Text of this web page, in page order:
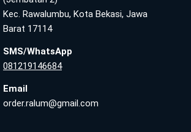
Kec. Rawalumbu, Kota Bekasi, Jawa
Barat 17114
SMS/WhatsApp
081219146684
Email
order.ralum@gmail.com